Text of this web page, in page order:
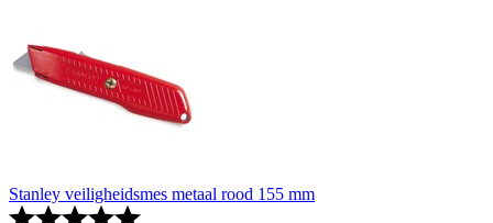
Stanley veiligheidsmes metaal rood 155 mm